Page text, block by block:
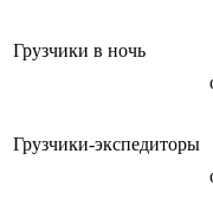
Грузчики в ночь
Грузчики-экспедиторы